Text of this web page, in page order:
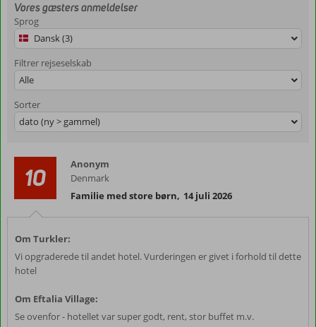
Vores gæsters anmeldelser
Sprog
Dansk (3)
Filtrer rejseselskab
Alle
Sorter
dato (ny > gammel)
10
Anonym
Denmark
Familie med store børn, 14 juli 2026
Om Turkler:
Vi opgraderede til andet hotel. Vurderingen er givet i forhold til dette
hotel
Om Eftalia Village:
Se ovenfor - hotellet var super godt, rent, stor buffet m.v.